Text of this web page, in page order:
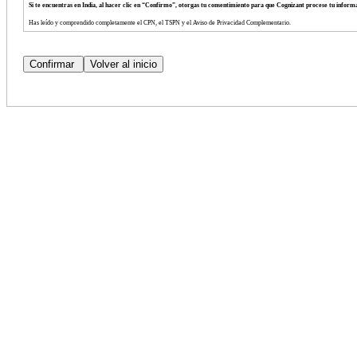
Si te encuentras en India, al hacer clic en “Confirmo”, otorgas tu consentimiento para que Cognizant procese tu
Has leído y comprendido completamente el CPN, el TSPN y el Aviso de Privacidad Complementario.
Tienes derecho a negarte a proporcionar tu información personal.